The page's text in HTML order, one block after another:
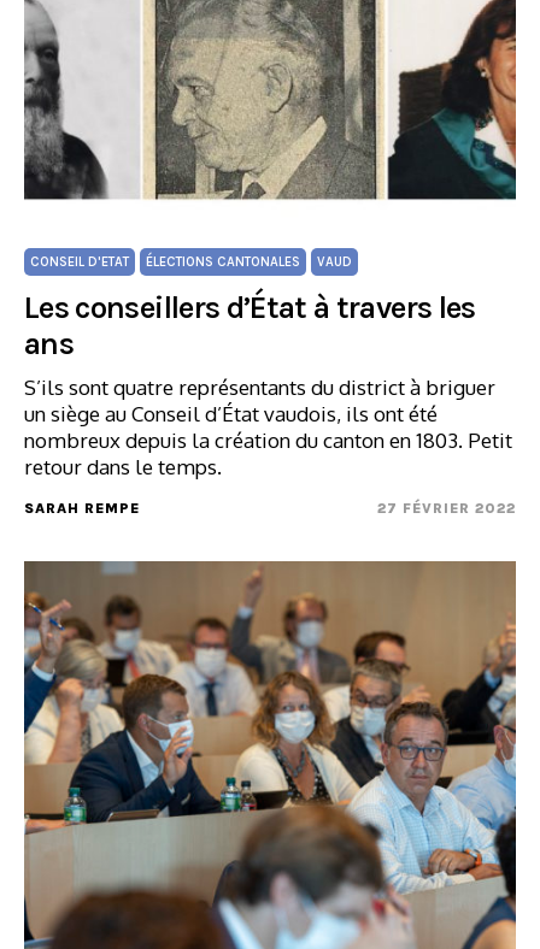
CONSEIL D'ETAT ÉLECTIONS CANTONALES VAUD
Les conseillers d’État à travers les
ans
S’ils sont quatre représentants du district à briguer
un siège au Conseil d’État vaudois, ils ont été
nombreux depuis la création du canton en 1803. Petit
retour dans le temps.
SARAH REMPE 27 FÉVRIER 2022